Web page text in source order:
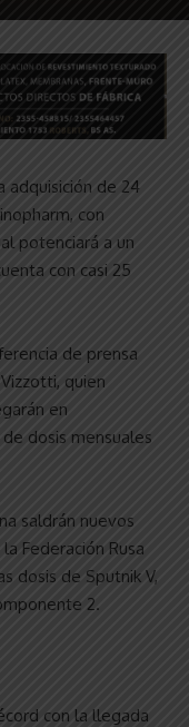
adquisición de 24
con
potenciará a un
con casi 25
de prensa
quien
en
dosis mensuales
saldrán nuevos
Federación Rusa
dosis de Sputnik V,
2.
con la llegada